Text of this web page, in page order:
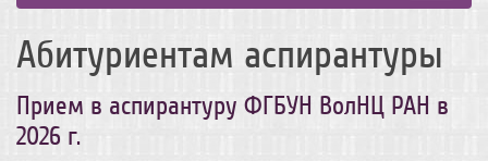
Абитуриентам аспирантуры
Прием в аспирантуру ФГБУН ВолНЦ РАН в
2026 г.